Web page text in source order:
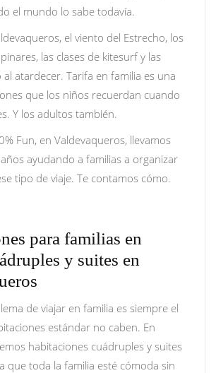
el mundo lo sabe todavía.
el viento del Estrecho, los
las clases de kitesurf y las
al atardecer. Tarifa en familia es una
que los niños recuerdan cuando
Y los adultos también.
Fun, en Valdevaqueros, llevamos
ayudando a familias a organizar
tipo de viaje. Te contamos cómo.
para familias en
y suites en
de viajar en familia es siempre el
estándar no caben. En
habitaciones cuádruples y suites
que toda la familia esté cómoda sin